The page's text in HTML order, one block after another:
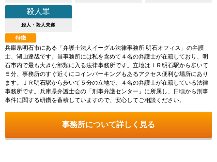
殺人罪
殺人・殺人未遂
特徴
兵庫県明石市にある「弁護士法人イーグル法律事務所 明石オフィス」の弁護
士、湖山達哉です。当事務所には私を含めて４名の弁護士が在籍しており、明
石市内で最も大きな部類に入る法律事務所です。立地はＪＲ明石駅から歩いて
５分、事務所のすぐ近くにコインパーキングもあるアクセス便利な場所にあり
ます。ＪＲ明石駅から歩いて５分の立地で、４名の弁護士が在籍している法律
事務所です。兵庫県弁護士会の「刑事弁護センター」に所属し、日頃から刑事
事件に関する研鑽を蓄積していますので、安心してご相談ください。
事務所について詳しく見る